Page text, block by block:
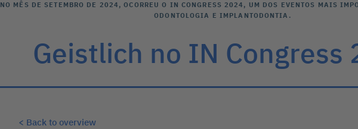
NO MÊS DE SETEMBRO DE 2024, OCORREU O IN CONGRESS 2024, UM DOS EVENTOS MAIS
ODONTOLOGIA E IMPLANTODONTIA.
Geistlich no IN Congress
< Back to overview